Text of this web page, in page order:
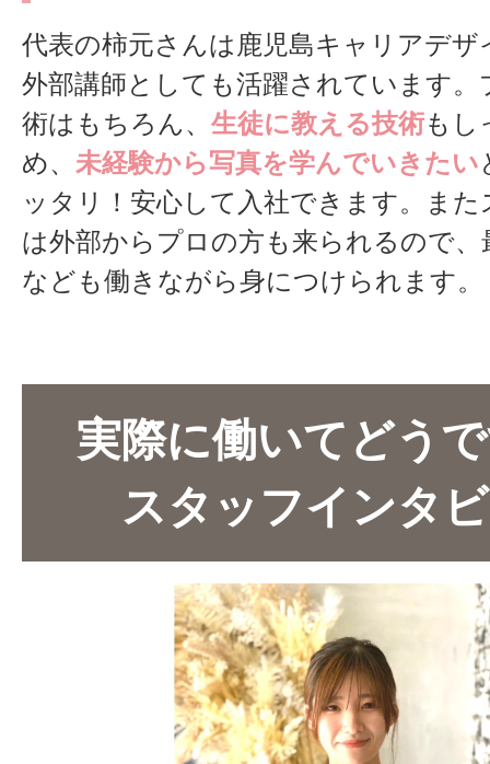
代表の柿元さんは鹿児島キャリアデザ
外部講師としても活躍されています
術はもちろん、 生徒に教える技術もし
め、 未経験から写真を学んでいきたい
ッタリ！安心して入社できます。ま
は外部からプロの方も来られるので
なども働きながら身につけられます。
実際に働いてどう
スタッフインタ